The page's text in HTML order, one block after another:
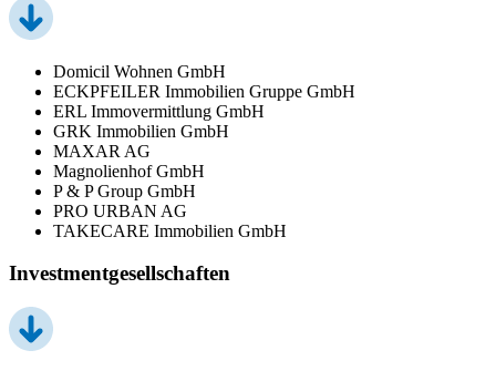
Domicil Wohnen GmbH
ECKPFEILER Immobilien Gruppe GmbH
ERL Immovermittlung GmbH
GRK Immobilien GmbH
MAXAR AG
Magnolienhof GmbH
P & P Group GmbH
PRO URBAN AG
TAKECARE Immobilien GmbH
Investmentgesellschaften